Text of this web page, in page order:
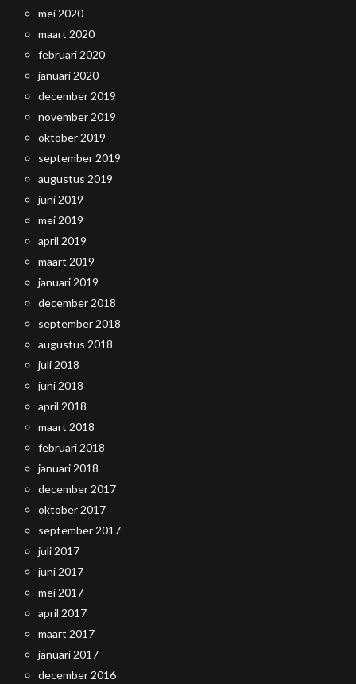
mei 2020
maart 2020
februari 2020
januari 2020
december 2019
november 2019
oktober 2019
september 2019
augustus 2019
juni 2019
mei 2019
april 2019
maart 2019
januari 2019
december 2018
september 2018
augustus 2018
juli 2018
juni 2018
april 2018
maart 2018
februari 2018
januari 2018
december 2017
oktober 2017
september 2017
juli 2017
juni 2017
mei 2017
april 2017
maart 2017
januari 2017
december 2016